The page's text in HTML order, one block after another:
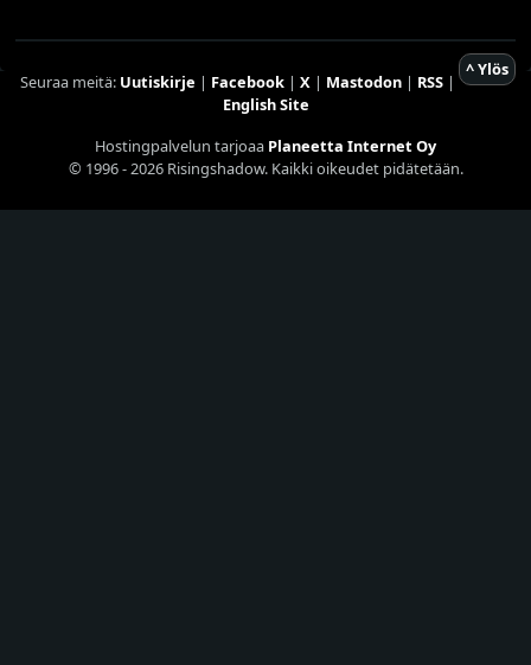
^ Ylös
Seuraa meitä: Uutiskirje | Facebook| X| Mastodon| RSS|
English Site
Hostingpalvelun tarjoaa Planeetta Internet Oy
© 1996 - 2026 Risingshadow. Kaikki oikeudet pidätetään.